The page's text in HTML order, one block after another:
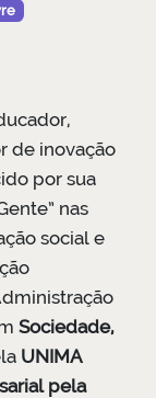
de inovação
por sua
nas
social e
Sociedade,
UNIMA
pela